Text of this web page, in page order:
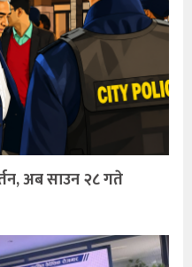
अब साउन २८ गते